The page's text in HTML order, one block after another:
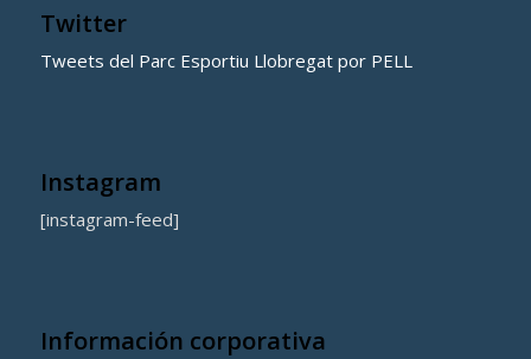
Twitter
Tweets del Parc Esportiu Llobregat por PELL
Instagram
[instagram-feed]
Información corporativa